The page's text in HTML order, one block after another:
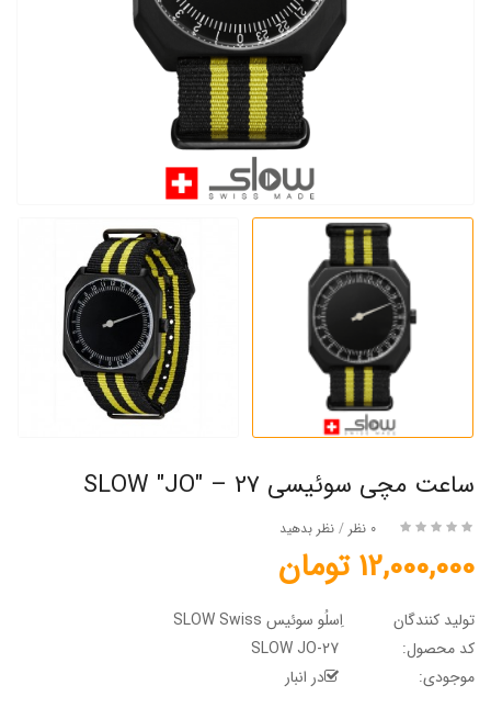
ساعت مچی سوئیسی SLOW "JO" – 27
0 نظر / نظر بدهید
12,000,000 تومان
تولید کنندگان
اِسلُو سوئیس SLOW Swiss
کد محصول:
موجودی:
در انبار